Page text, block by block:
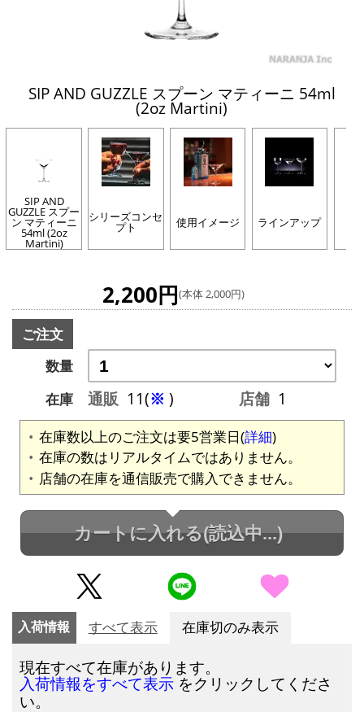
SIP AND GUZZLE スプーン マティーニ 54ml
(2oz Martini)
SIP AND
GUZZLE スプー
ン マティーニ
54ml (2oz
Martini)
シリーズコンセ
プト 使用イメージ ラインアップ
2,200円(本体 2,000円)
ご注文
数量
在庫
通販 11(※ ) 店舗 1
在庫数以上のご注文は要5営業日(詳細)
在庫の数はリアルタイムではありません。
店舗の在庫を通信販売で購入できません。
カートに入れる(読込中...)
入荷情報 すべて表示 在庫切のみ表示
現在すべて在庫があります。
入荷情報をすべて表示 をクリックしてくださ
い。